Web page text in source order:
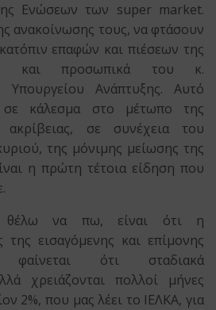
Ενώσεων των super market.
ανακοίνωσης τους, να φτάσουν
επαφών και πιέσεων της
και προσωπικά του κ.
Ανάπτυξης. Αυτό
σε κάλεσμα στο μέτωπο της
ακρίβειας, σε συνέχεια του
της μόνιμης μείωσης της
η πρώτη τέτοια είδηση που
θέλω να πω, είναι ότι η
της εισαγόμενης και επίμονης
φαίνεται ότι σταδιακά
χρειάζονται πολλοί μήνες
2%, που μας λέει το ΙΕΛΚΑ, για